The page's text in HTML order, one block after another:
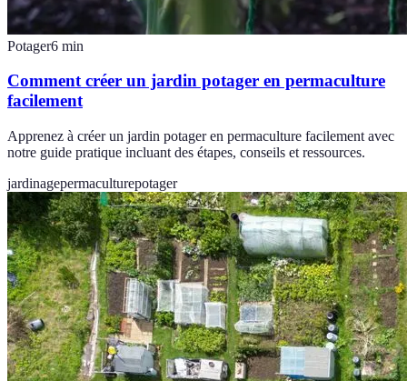
Potager6 min
Comment créer un jardin potager en permaculture
facilement
Apprenez à créer un jardin potager en permaculture facilement avec
notre guide pratique incluant des étapes, conseils et ressources.
jardinagepermaculturepotager